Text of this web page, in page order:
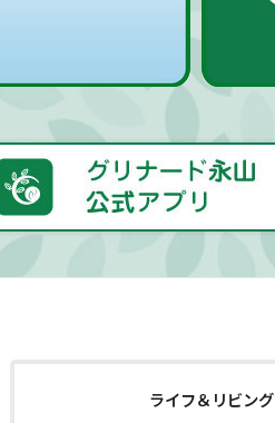
ライフ＆リビング